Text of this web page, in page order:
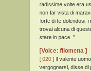
radissime volte era
non far vista di
forte di te dolendosi,
trovai alcuna di
stare in pace. ”
[Voice: filomena ]
[ 020 ] Il valente
vergognarsi, disse di